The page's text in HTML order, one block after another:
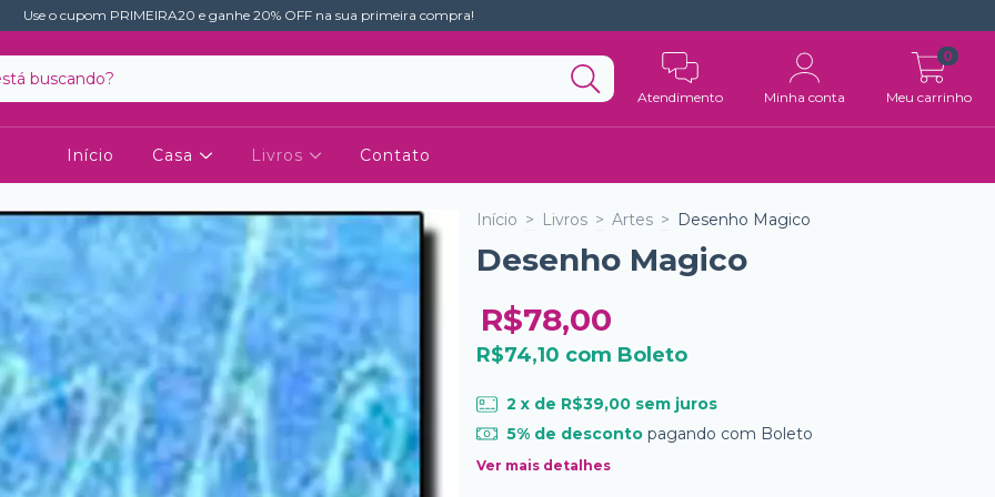
Use o cupom PRIMEIRA20 e ganhe 20% OFF na sua primeira compra!
Atendimento Minha conta Meu carrinho
0
Início Casa Livros Contato
Início > Livros > Artes > Desenho Magico
Desenho Magico
R$78,00
R$74,10 com Boleto
2 x de R$39,00 sem juros
5% de descontopagando com Boleto
Ver mais detalhes